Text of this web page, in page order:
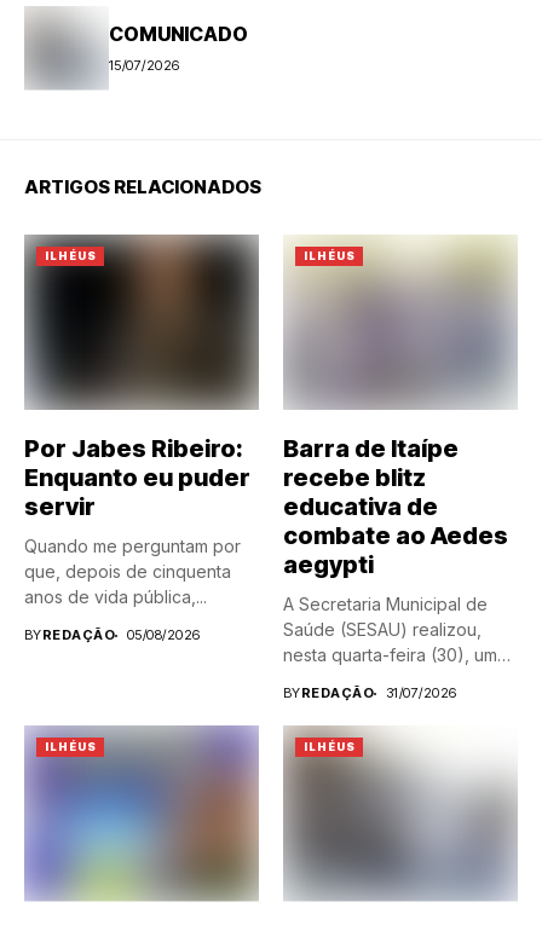
COMUNICADO
15/07/2026
ARTIGOS RELACIONADOS
ILHÉUS
Por Jabes Ribeiro:
Enquanto eu puder
servir
Quando me perguntam por
que, depois de cinquenta
anos de vida pública,...
BYREDAÇÃO 05/08/2026
ILHÉUS
Barra de Itaípe
recebe blitz
educativa de
combate ao Aedes
aegypti
A Secretaria Municipal de
Saúde (SESAU) realizou,
nesta quarta-feira (30), uma
BYREDAÇÃO 31/07/2026
ILHÉUS ILHÉUS